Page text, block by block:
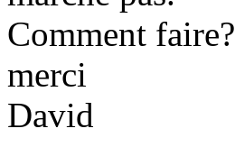
Comment faire?
merci
David